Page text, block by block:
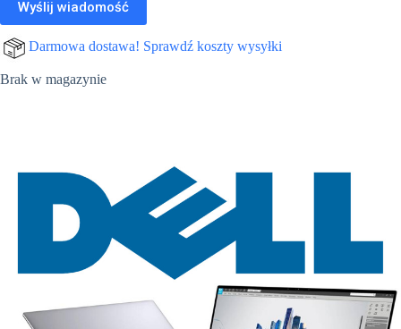
Darmowa dostawa! Sprawdź koszty wysyłki
Brak w magazynie